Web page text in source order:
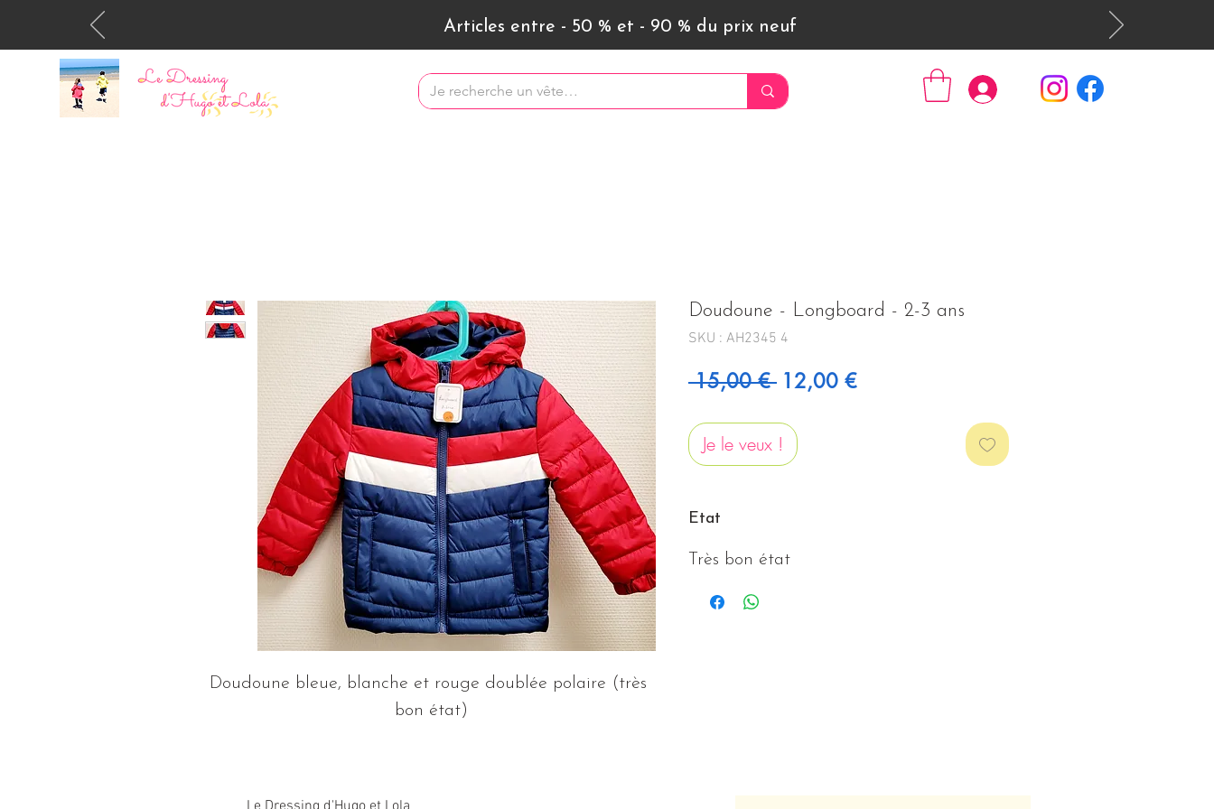
Articles entre - 50 % et - 90 % du prix neuf
Se connecter
Doudoune bleue, blanche et rouge doublée polaire (très
bon état)
Doudoune - Longboard - 2-3 ans
SKU : AH2345 4
15,00 € Prix original
12,00 €Prix promotionnel
Je le veux !
Etat
Très bon état